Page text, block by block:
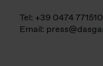
Tel: +39 0474 771510
Email: